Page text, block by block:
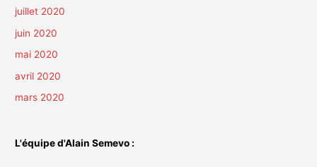
juillet 2020
juin 2020
mai 2020
avril 2020
mars 2020
L'équipe d'Alain Semevo :